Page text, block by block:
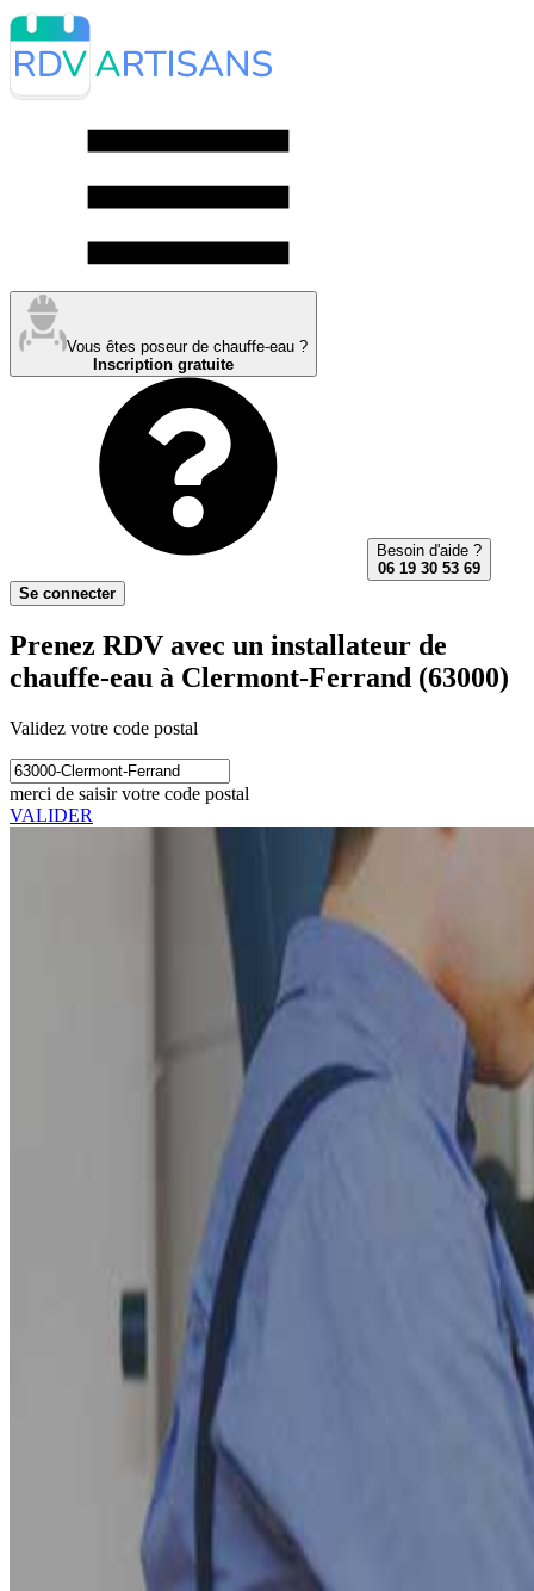
Vous êtes poseur de chauffe-eau ?
Inscription gratuite
Besoin d'aide ?
06 19 30 53 69
Se connecter
Prenez RDV avec un installateur de
chauffe-eau à Clermont-Ferrand (63000)
Validez votre code postal
merci de saisir votre code postal
VALIDER